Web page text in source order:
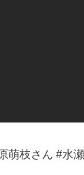
萌枝さん #水